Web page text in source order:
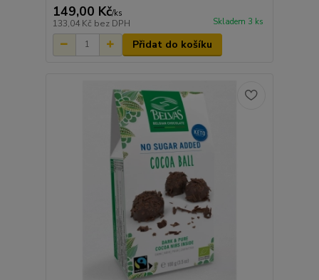
149,00 Kč/ks
133,04 Kč bez DPH Skladem 3 ks
Přidat do košíku